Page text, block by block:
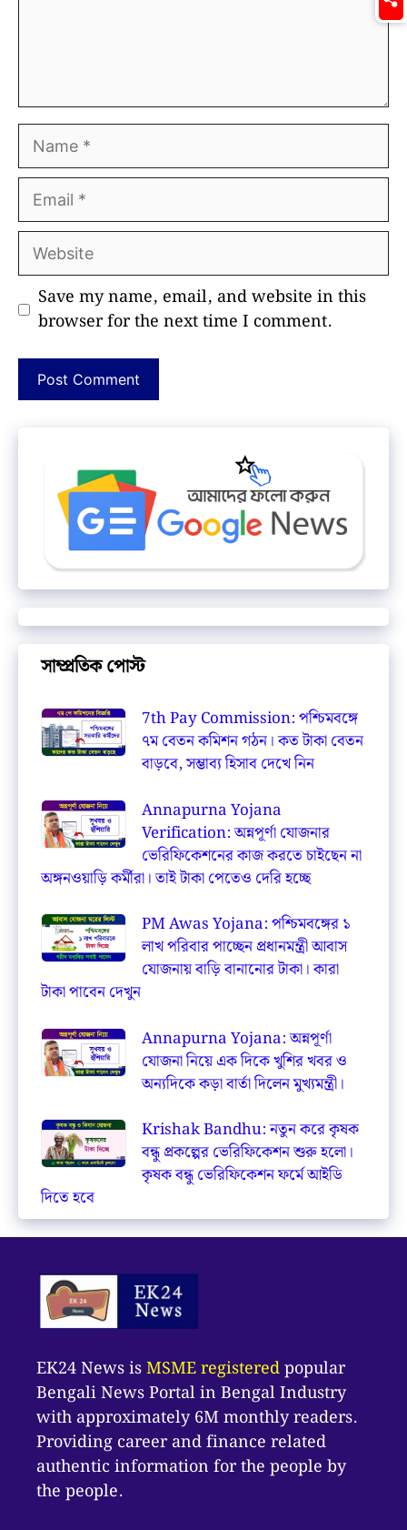
Name
Email
Website
Save my name, email, and website in this
browser for the next time I comment.
সাম্প্রতিক পোস্ট
7th Pay Commission: পশ্চিমবঙ্গে
৭ম বেতন কমিশন গঠন। কত টাকা বেতন
বাড়বে, সম্ভাব্য হিসাব দেখে নিন
Annapurna Yojana
Verification: অন্নপূর্ণা যোজনার
ভেরিফিকেশনের কাজ করতে চাইছেন না
অঙ্গনওয়াড়ি কর্মীরা। তাই টাকা পেতেও দেরি হচ্ছে
PM Awas Yojana: পশ্চিমবঙ্গের ১
লাখ পরিবার পাচ্ছেন প্রধানমন্ত্রী আবাস
যোজনায় বাড়ি বানানোর টাকা। কারা
টাকা পাবেন দেখুন
Annapurna Yojana: অন্নপূর্ণা
যোজনা নিয়ে এক দিকে খুশির খবর ও
অন্যদিকে কড়া বার্তা দিলেন মুখ্যমন্ত্রী।
Krishak Bandhu: নতুন করে কৃষক
বন্ধু প্রকল্পের ভেরিফিকেশন শুরু হলো।
কৃষক বন্ধু ভেরিফিকেশন ফর্মে আইডি
দিতে হবে
EK24 News isMSME registeredpopular
Bengali News Portal in Bengal Industry
with approximately 6M monthly readers.
Providing career and finance related
authentic information for the people by
the people.